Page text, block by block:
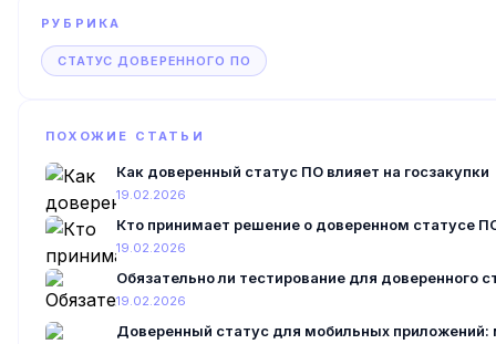
РУБРИКА
СТАТУС ДОВЕРЕННОГО ПО
ПОХОЖИЕ СТАТЬИ
Как доверенный статус ПО влияет на госзакупки
19.02.2026
Кто принимает решение о доверенном статусе
19.02.2026
Обязательно ли тестирование для доверенного
19.02.2026
Доверенный статус для мобильных приложений: